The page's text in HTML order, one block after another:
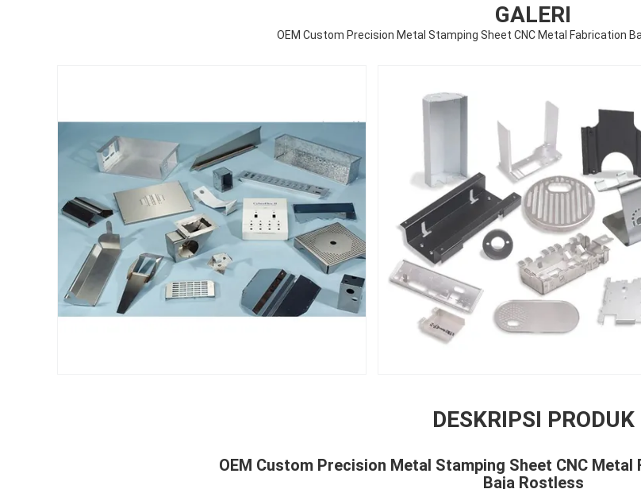
GALERI
OEM Custom Precision Metal Stamping Sheet CNC Metal Fabrication
DESKRIPSI PRODUK
OEM Custom Precision Metal Stamping Sheet CNC
Baja Rostless